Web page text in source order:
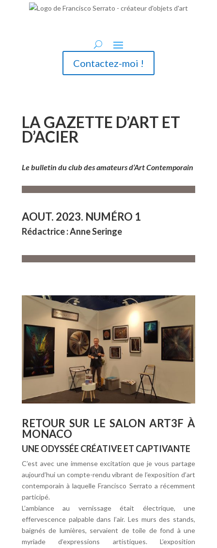
Contactez-moi !
LA GAZETTE D’ART ET
D’ACIER
Le bulletin du club des amateurs d’Art Contemporain
AOUT. 2023. NUMÉRO 1
Rédactrice : Anne Seringe
RETOUR SUR LE SALON ART3F À
MONACO
UNE ODYSSÉE CRÉATIVE ET CAPTIVANTE
C’est avec une immense excitation que je vous partage
aujourd’hui un compte-rendu vibrant de l’exposition d’art
contemporain à laquelle Francisco Serrato a récemment
participé.
L’ambiance au vernissage était électrique, une
effervescence palpable dans l’air. Les murs des stands,
baignés de lumières, servaient de toile de fond à une
myriade d’expressions artistiques. L’exposition